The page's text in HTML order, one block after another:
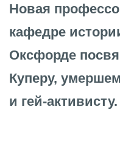
Новая
кафедре
Оксфорде
Куперу,
и гей-активисту.